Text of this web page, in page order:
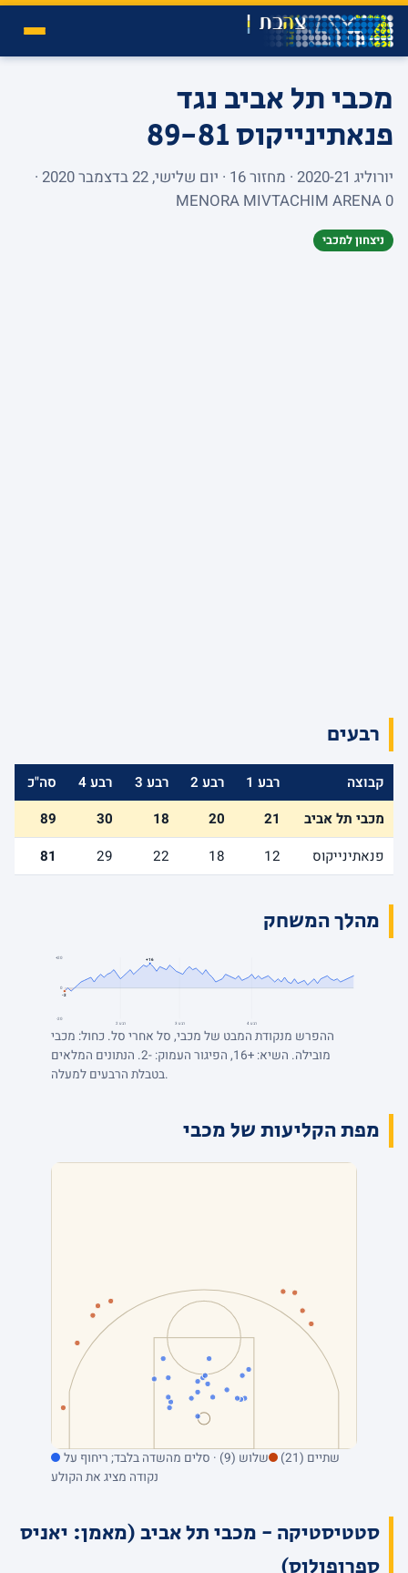
מכבי תל אביב נגד
פנאתינייקוס89-81
יורוליג 2020-21 · מחזור 16 · יום שלישי, 22 בדצמבר 2020 ·
MENORA MIVTACHIM ARENA 0
ניצחון למכבי
רבעים
קבוצה רבע 1 רבע 2 רבע 3 רבע 4
סה"כ
מכבי תל אביב
21
20
18
30
89
פנאתינייקוס
12
18
22
29
81
מהלך המשחק
+20
0
-20
+16
-2
רבע 2 רבע 3 רבע 4
ההפרש מנקודת המבט של מכבי, סל אחרי סל. כחול: מכבי
מובילה. השיא: +16, הפיגור העמוק: -2. הנתונים המלאים
בטבלת הרבעים למעלה.
מפת הקליעות של מכבי
שתיים (21)
שלוש (9) · סלים מהשדה בלבד; ריחוף על
נקודה מציג את הקולע
סטטיסטיקה - מכבי תל אביב (מאמן: יאניס
ספרופולוס)